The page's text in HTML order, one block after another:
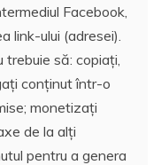
Facebook,
link-ului (adresei).
să: copiați,
conținut într-o
monetizați
de la alți
pentru a genera